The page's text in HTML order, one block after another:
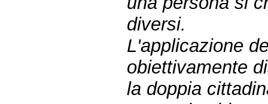
diversi.
L'applicazione
obiettivamente
la doppia